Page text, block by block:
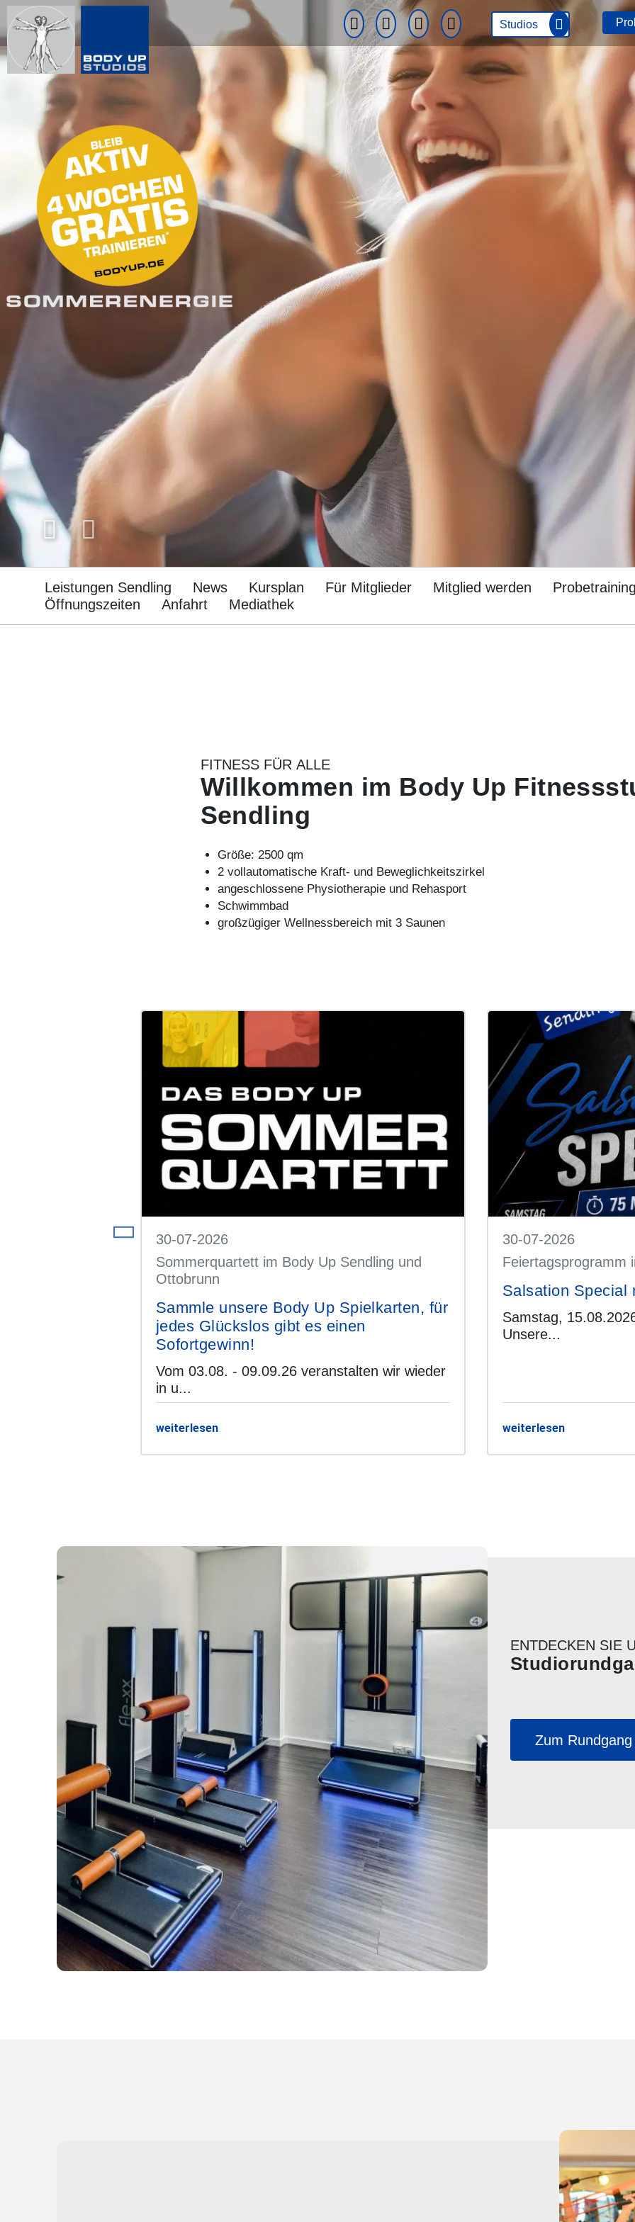
Direkt
zum
Inhalt
Studios
Leistungen Sendling News Kursplan Für Mitglieder Mitglied werden
Öffnungszeiten
Anfahrt Mediathek
FITNESS FÜR ALLE
Willkommen im Body Up
Sendling
Größe: 2500 qm
2 vollautomatische Kraft- und Beweglichkeitszirkel
angeschlossene Physiotherapieund Rehasport
Schwimmbad
großzügiger Wellnessbereich mit 3 Saunen
30-07-2026
Sommerquartett im Body Up Sendling und
Ottobrunn
Sammle unsere Body Up Spielkarten, für
jedes Glückslos gibt es einen
Sofortgewinn!
Vom 03.08. - 09.09.26 veranstalten wir wieder
in u...
weiterlesen
30-07-2026
Feiertagsprogramm
Salsation Special
Samstag,
Unsere...
weiterlesen
ENTDECKEN SIE
Zum Rundgang